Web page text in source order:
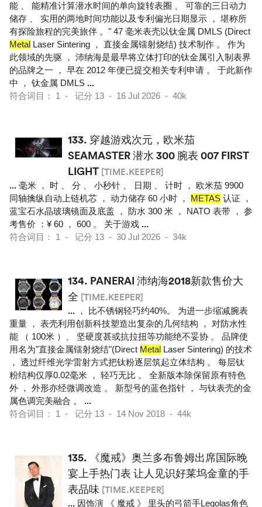
能 、 能精准计算潜水时间的单向旋转表圈 、 可靠的三日动力
储存 、 实用的两地时间功能以及专利偏光日期显示 ， 堪称所
有探险旅程的完美旅伴 。" 47 毫米表壳以钛金属 DMLS (Direct
Metal Laser Sintering ， 直接金属镭射烧结) 技术制作 。 作为
此领域的先驱 ， 沛纳海是最早将立体打印的钛金属引入制表界
的品牌之一 ， 早在 2012 年便已提交相关专利申请 。 于此新作
中 ， 钛金属 DMLS ...
符合词目： 1 - 记分 13 - 16 Jul 2026 - 40k
133. 穿越游戏次元，欧米茄
SEAMASTER 潜水 300 腕表 007 FIRST
LIGHT [TIME.KEEPER]
... 毫米 ， 时 、 分 、 小秒针 、 日期 、 计时 ， 欧米茄 9900
同轴擒纵自动上链机芯 ， 动力储存 60 小时 ， METAS 认证 ，
蓝宝石水晶玻璃镜面及底盖 ， 防水 300 米 ， NATO 表带 ， 参
考售价 ：¥ 60 ， 600 。 关于游戏 ...
符合词目： 1 - 记分 13 - 30 Jul 2026 - 34k
134. PANERAI 沛纳海2018新款售价大
全 [TIME.KEEPER]
... ， 比不锈钢轻巧约40%。 为进一步缩减腕表
重量 ， 表壳利用创新科技塑造出复杂的几何结构 ， 对防水性
能 （ 100米 ）、 坚硬度甚或抗拉扭等功能绝不妥协 。 品牌使
用名为"直接金属镭射烧结"(Direct Metal Laser Sintering) 的技术
， 透过纤维光学雷射方式把钛粉逐层筑起立体结构 。 每层钛
粉结构仅厚0.02毫米 ， 轻巧无比 。 全新版本除保留原有特色
外 ， 外形亦经微调改造 。 新型号的蓝色指针 ， 与钛表壳的金
属色调完美融合 。 ...
符合词目： 1 - 记分 13 - 14 Nov 2018 - 44k
135.
《魔戒》奥兰多布鲁姆出席国际晚
宴上手热门表 让人见识好莱坞金童的手
表品味 [TIME.KEEPER]
... 因饰演 《 魔戒 》 里头的弓箭手Legolas角色